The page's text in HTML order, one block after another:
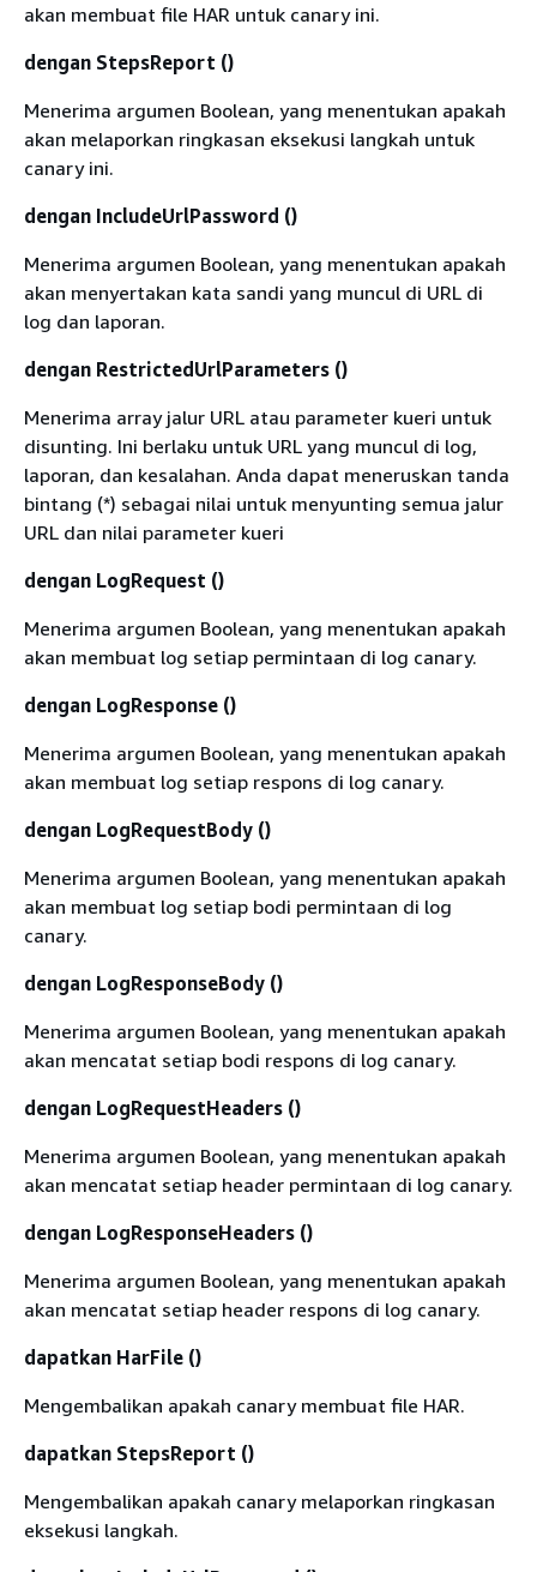
akan membuat file HAR untuk canary ini.
dengan StepsReport ()
Menerima argumen Boolean, yang menentukan apakah
akan melaporkan ringkasan eksekusi langkah untuk
canary ini.
dengan IncludeUrlPassword ()
Menerima argumen Boolean, yang menentukan apakah
akan menyertakan kata sandi yang muncul di URL di
log dan laporan.
dengan RestrictedUrlParameters ()
Menerima array jalur URL atau parameter kueri untuk
disunting. Ini berlaku untuk URL yang muncul di log,
laporan, dan kesalahan. Anda dapat meneruskan tanda
bintang (*) sebagai nilai untuk menyunting semua jalur
URL dan nilai parameter kueri
dengan LogRequest ()
Menerima argumen Boolean, yang menentukan apakah
akan membuat log setiap permintaan di log canary.
dengan LogResponse ()
Menerima argumen Boolean, yang menentukan apakah
akan membuat log setiap respons di log canary.
dengan LogRequestBody ()
Menerima argumen Boolean, yang menentukan apakah
akan membuat log setiap bodi permintaan di log
canary.
dengan LogResponseBody ()
Menerima argumen Boolean, yang menentukan apakah
akan mencatat setiap bodi respons di log canary.
dengan LogRequestHeaders ()
Menerima argumen Boolean, yang menentukan apakah
akan mencatat setiap header permintaan di log canary.
dengan LogResponseHeaders ()
Menerima argumen Boolean, yang menentukan apakah
akan mencatat setiap header respons di log canary.
dapatkan HarFile ()
Mengembalikan apakah canary membuat file HAR.
dapatkan StepsReport ()
Mengembalikan apakah canary melaporkan ringkasan
eksekusi langkah.